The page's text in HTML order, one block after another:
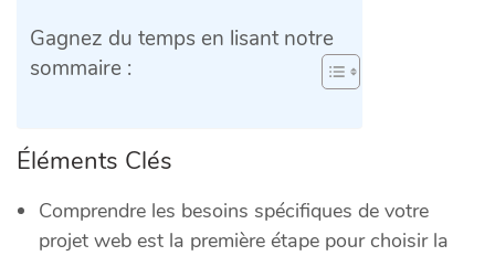
Gagnez du temps en lisant notre
sommaire :
Éléments Clés
Comprendre les besoins spécifiques de votre
projet web est la première étape pour choisir la